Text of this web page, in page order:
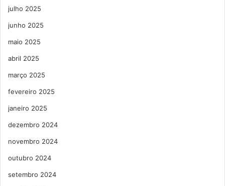
julho 2025
junho 2025
maio 2025
abril 2025
março 2025
fevereiro 2025
janeiro 2025
dezembro 2024
novembro 2024
outubro 2024
setembro 2024